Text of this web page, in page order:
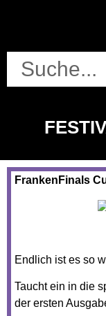
FrankenFinals
Endlich ist es so
Taucht ein in die
der ersten